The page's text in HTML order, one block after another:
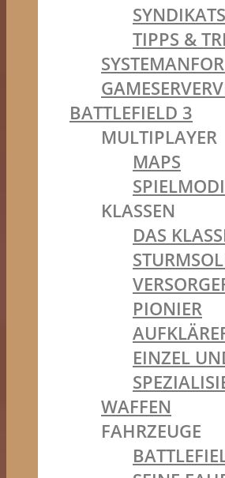
TIPPS &
BATTLEFIELD 3
MULTIPLAYER
MAPS
SPIELMODI
KLASSEN
DAS
PIONIER
EINZEL
WAFFEN
FAHRZEUGE